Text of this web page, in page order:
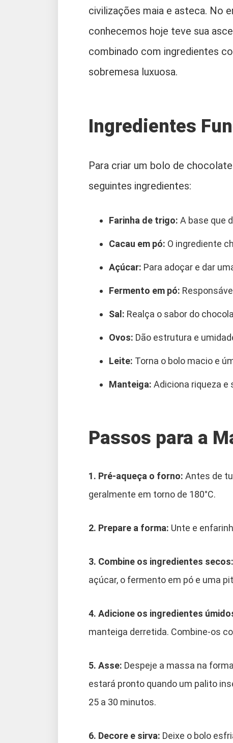
civilizações maia e asteca. No
conhecemos hoje teve sua
combinado com ingredientes
sobremesa luxuosa.
Ingredientes
Para criar um bolo de
seguintes ingredientes:
Farinha de trigo: A base que
Cacau em pó: O ingrediente
Açúcar: Para adoçar e dar
Fermento em pó:
Sal: Realça o sabor do
Ovos: Dão estrutura e
Leite: Torna o bolo macio e
Manteiga: Adiciona riqueza e
Passos para a
1. Pré-aqueça o forno: Antes de
geralmente em torno de 180°C.
2. Prepare a forma: Unte e
3. Combine os ingredientes secos:
açúcar, o fermento em pó e uma
4. Adicione os ingredientes
manteiga derretida. Combine-os
5. Asse: Despeje a massa na
estará pronto quando um palito
25 a 30 minutos.
6. Decore e sirva: Deixe o bolo